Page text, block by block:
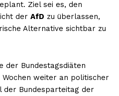
Ziel sei es, den
der AfD zu überlassen,
Alternative sichtbar zu
der Bundestagsdiäten
weiter an politischer
der Bundesparteitag der